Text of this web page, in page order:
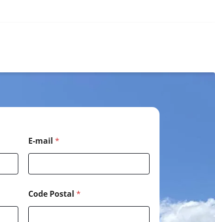
E-mail *
Code Postal *